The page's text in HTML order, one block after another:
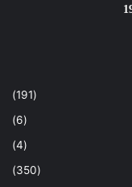
(191)
(6)
(4)
(350)